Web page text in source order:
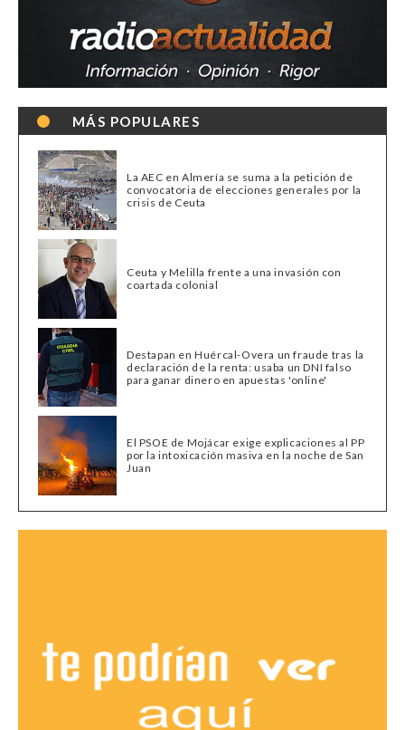
MÁS POPULARES
La AEC en Almería se suma a la petición de
convocatoria de elecciones generales por la
crisis de Ceuta
Ceuta y Melilla frente a una invasión con
coartada colonial
Destapan en Huércal-Overa un fraude tras la
declaración de la renta: usaba un DNI falso
para ganar dinero en apuestas 'online'
El PSOE de Mojácar exige explicaciones al PP
por la intoxicación masiva en la noche de San
Juan